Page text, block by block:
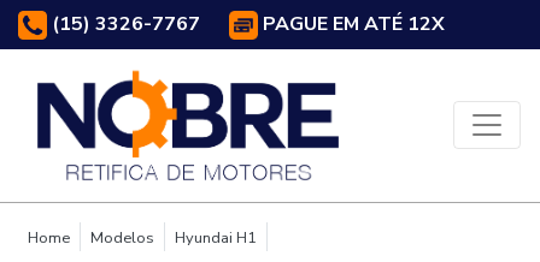
(15) 3326-7767 PAGUE EM ATÉ 12X
Home Modelos Hyundai H1